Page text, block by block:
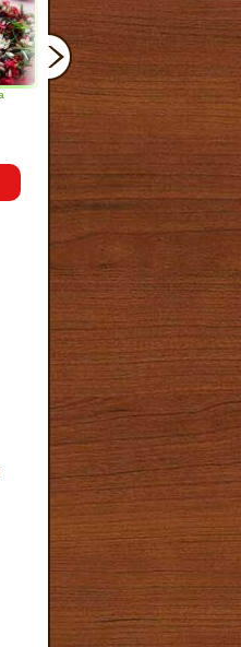
Mandulás kifli
Csokoládés-
narancs